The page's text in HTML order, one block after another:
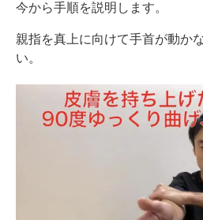
今から手順を説明します。
親指を真上に向けて手首が動か
い。